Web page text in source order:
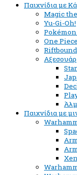
Παιχνίδια με
Magic
Yu-Gi-Oh!
Pokémon
One
Riftbound
Αξεσουάρ
Παιχνίδια με